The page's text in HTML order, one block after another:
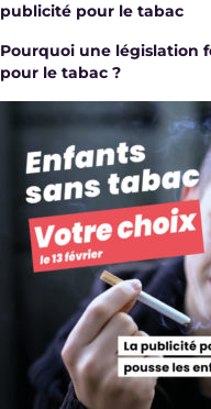
publicité pour le tabac
Pourquoi une législation
pour le tabac ?